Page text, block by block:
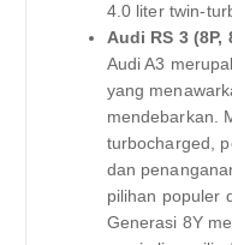
4.0 liter twin-
Audi RS 3 (8P,
Audi A3
yang
mendebarkan.
turbocharged,
dan
pilihan populer
Generasi 8Y